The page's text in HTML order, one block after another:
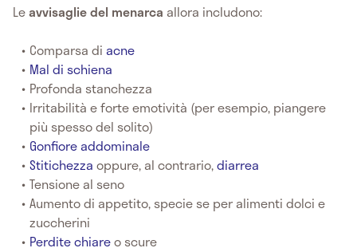
Leavvisaglie del menarca allora includono:
Comparsa diacne
Mal di schiena
Profonda stanchezza
Irritabilità e forte emotività (per esempio, piangere
più spesso del solito)
Gonfiore addominale
Stitichezzaoppure, al contrario,diarrea
Tensione al seno
Aumento di appetito, specie se per alimenti dolci e
zuccherini
Perdite chiareo scure